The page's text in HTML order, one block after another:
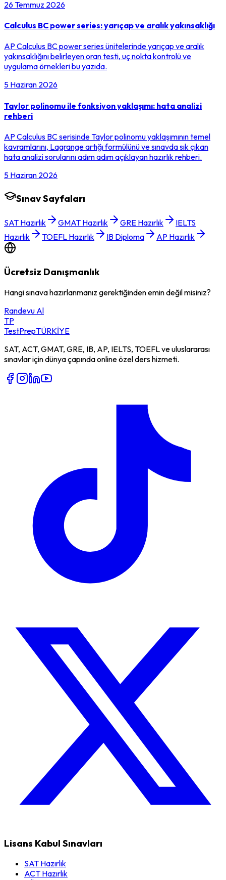
26 Temmuz 2026
Calculus BC power series: yarıçap ve aralık yakınsaklığı
AP Calculus BC power series ünitelerinde yarıçap ve aralık
yakınsaklığını belirleyen oran testi, uç nokta kontrolü ve
uygulama örnekleri bu yazıda.
5 Haziran 2026
Taylor polinomu ile fonksiyon yaklaşımı: hata analizi
rehberi
AP Calculus BC serisinde Taylor polinomu yaklaşımının temel
kavramlarını, Lagrange artığı formülünü ve sınavda sık çıkan
hata analizi sorularını adım adım açıklayan hazırlık rehberi.
5 Haziran 2026
Sınav Sayfaları
SAT Hazırlık GMAT Hazırlık GRE Hazırlık
IELTS
Hazırlık
TOEFL Hazırlık IB Diploma AP Hazırlık
Ücretsiz Danışmanlık
Hangi sınava hazırlanmanız gerektiğinden emin değil misiniz?
Randevu Al
TP
TestPrepTÜRKİYE
SAT, ACT, GMAT, GRE, IB, AP, IELTS, TOEFL ve uluslararası
sınavlar için dünya çapında online özel ders hizmeti.
Lisans Kabul Sınavları
SAT Hazırlık
ACT Hazırlık